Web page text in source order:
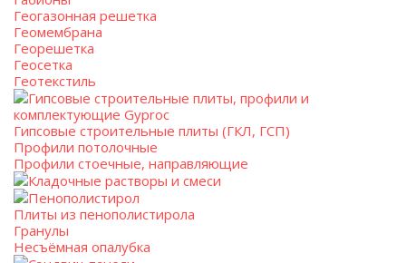
Геогазонная решетка
Геомембрана
Георешетка
Геосетка
Геотекстиль
Гипсовые строительные плиты, профили и
комплектующие Gyproc
Гипсовые строительные плиты (ГКЛ, ГСП)
Профили потолочные
Профили стоечные, направляющие
Кладочные растворы и смеси
Пенополистирол
Плиты из пенополистирола
Гранулы
Несъёмная опалубка